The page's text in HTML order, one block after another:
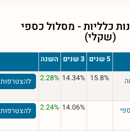
כלליות - מסלולכספי
(שקלי)
5 שנים 3 שנים השנה
15.8%
14.34%
2.28% להצטרפות
14.06%
2.24% להצטרפות